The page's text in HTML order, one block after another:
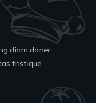
diam donec
tristique.